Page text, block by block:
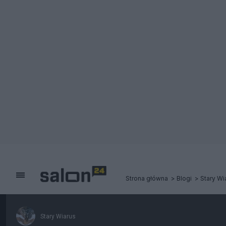
Strona główna Blogi Stary
Stary Wiarus